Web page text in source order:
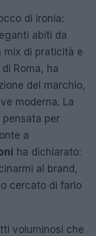
di ironia:
abiti da
mix di praticità e
Roma, ha
del marchio,
moderna. La
pensata per
a
ha dichiarato:
al brand,
cercato di farlo
voluminosi che